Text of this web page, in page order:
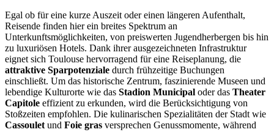
Egal ob für eine kurze Auszeit oder einen längeren Aufenthalt,
Reisende finden hier ein breites Spektrum an
Unterkunftsmöglichkeiten, von preiswerten Jugendherbergen bis hin
zu luxuriösen Hotels. Dank ihrer ausgezeichneten Infrastruktur
eignet sich Toulouse hervorragend für eine Reiseplanung, die
attraktive Sparpotenziale durch frühzeitige Buchungen
einschließt. Um das historische Zentrum, faszinierende Museen und
lebendige Kulturorte wie das Stadion Municipal oder das Theater
Capitole effizient zu erkunden, wird die Berücksichtigung von
Stoßzeiten empfohlen. Die kulinarischen Spezialitäten der Stadt wie
Cassoulet und Foie gras versprechen Genussmomente, während